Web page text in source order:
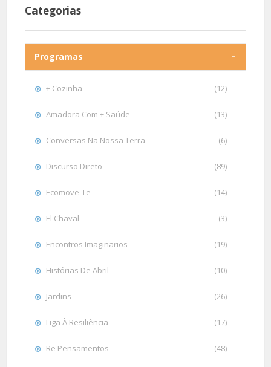
Categorias
Programas
+ Cozinha (12)
Amadora Com + Saúde (13)
Conversas Na Nossa Terra (6)
Discurso Direto (89)
Ecomove-Te (14)
El Chaval (3)
Encontros Imaginarios (19)
Histórias De Abril (10)
Jardins (26)
Liga À Resiliência (17)
Re Pensamentos (48)